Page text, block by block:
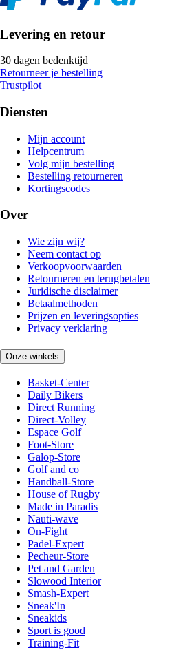
Levering en retour
30 dagen bedenktijd
Retourneer je bestelling
Trustpilot
Diensten
Mijn account
Helpcentrum
Volg mijn bestelling
Bestelling retourneren
Kortingscodes
Over
Wie zijn wij?
Neem contact op
Verkoopvoorwaarden
Retourneren en terugbetalen
Juridische disclaimer
Betaalmethoden
Prijzen en leveringsopties
Privacy verklaring
Onze winkels
Basket-Center
Daily Bikers
Direct Running
Direct-Volley
Espace Golf
Foot-Store
Galop-Store
Golf and co
Handball-Store
House of Rugby
Made in Paradis
Nauti-wave
On-Fight
Padel-Expert
Pecheur-Store
Pet and Garden
Slowood Interior
Smash-Expert
Sneak'In
Sneakids
Sport is good
Training-Fit